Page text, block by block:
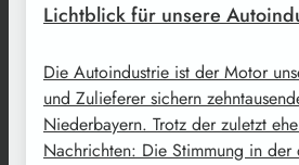
Lichtblick für unsere
Die Autoindustrie ist der Motor
und Zulieferer sichern
Niederbayern. Trotz der zuletzt
Nachrichten: Die Stimmung in